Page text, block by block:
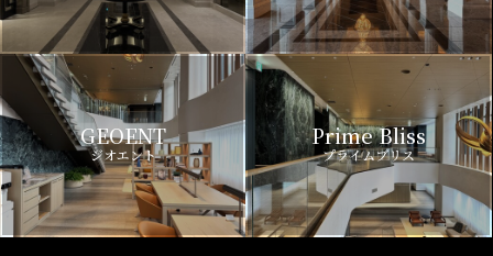
GEOENT
ジオエント
Prime Bliss
プライムブリス